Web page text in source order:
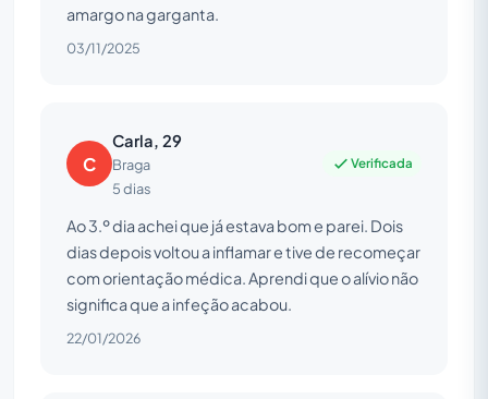
amargo na garganta.
03/11/2025
C
Carla, 29
Braga
5 dias
Verificada
Ao 3.º dia achei que já estava bom e parei. Dois
dias depois voltou a inflamar e tive de recomeçar
com orientação médica. Aprendi que o alívio não
significa que a infeção acabou.
22/01/2026